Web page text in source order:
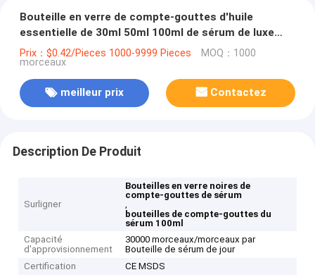
Bouteille en verre de compte-gouttes d'huile
essentielle de 30ml 50ml 100ml de sérum de luxe
vide cosmétique de place noire
Prix：$0.42/Pieces 1000-9999 Pieces MOQ：1000
morceaux
meilleur prix Contactez
Description De Produit
Surligner
Bouteilles en verre noires de
compte-gouttes de sérum
,
bouteilles de compte-gouttes du
sérum 100ml
Capacité
d'approvisionnement
30000 morceaux/morceaux par
Bouteille de sérum de jour
Certification
CE MSDS